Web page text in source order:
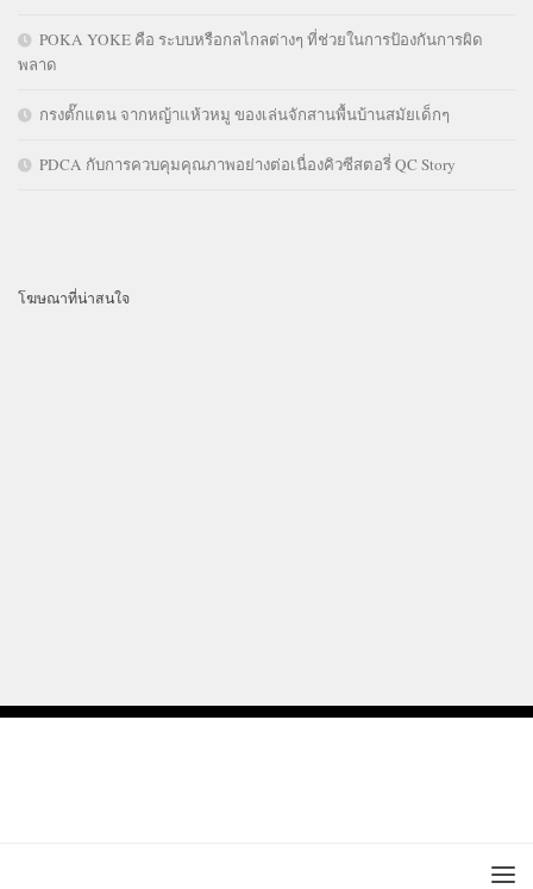
POKA YOKE คือ ระบบหรือกลไกลต่างๆ ที่ช่วยในการป้องกันการผิด
พลาด
กรงตั๊กแตน จากหญ้าแห้วหมู ของเล่นจักสานพื้นบ้านสมัยเด็กๆ
PDCA กับการควบคุมคุณภาพอย่างต่อเนื่องคิวซีสตอรี่ QC Story
โฆษณาที่น่าสนใจ